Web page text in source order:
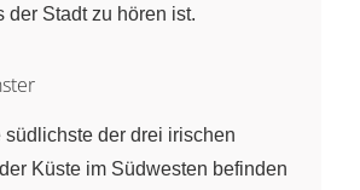
der Stadt zu hören ist.
südlichste der drei irischen
Küste im Südwesten befinden